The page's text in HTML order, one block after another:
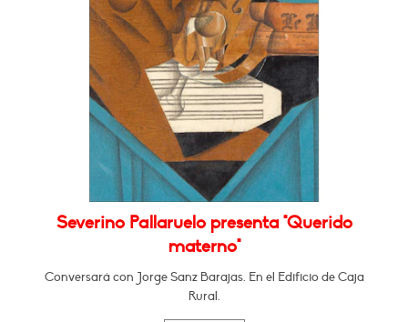
Severino Pallaruelo presenta "Querido
materno"
Conversará con Jorge Sanz Barajas. En el Edificio de Caja
Rural.